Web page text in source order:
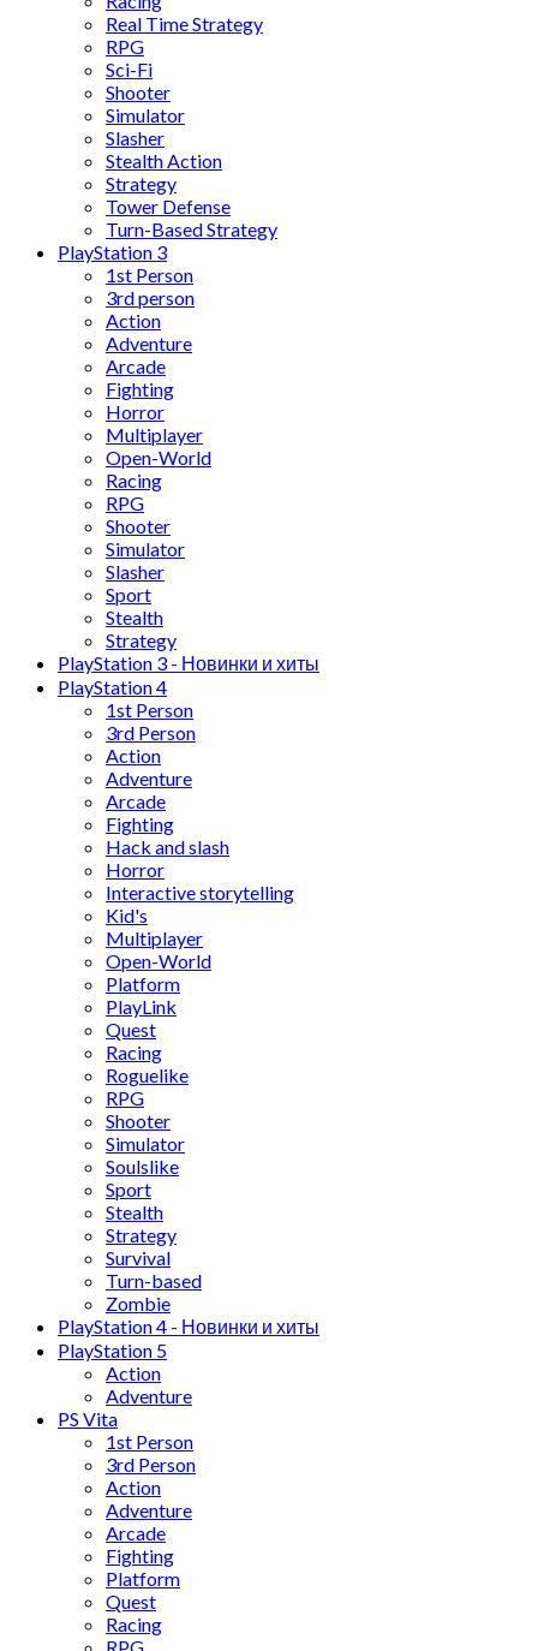
Real Time Strategy
RPG
Sci-Fi
Shooter
Simulator
Slasher
Stealth Action
Strategy
Tower Defense
Turn-Based Strategy
PlayStation 3
1st Person
3rd person
Action
Adventure
Arcade
Fighting
Horror
Multiplayer
Open-World
Racing
RPG
Shooter
Simulator
Slasher
Sport
Stealth
Strategy
PlayStation 3 - Новинки и хиты
PlayStation 4
1st Person
3rd Person
Action
Adventure
Arcade
Fighting
Hack and slash
Horror
Interactive storytelling
Kid's
Multiplayer
Open-World
Platform
PlayLink
Quest
Racing
Roguelike
RPG
Shooter
Simulator
Soulslike
Sport
Stealth
Strategy
Survival
Turn-based
Zombie
PlayStation 4 - Новинки и хиты
PlayStation 5
Action
Adventure
PS Vita
1st Person
3rd Person
Action
Adventure
Arcade
Fighting
Platform
Quest
Racing